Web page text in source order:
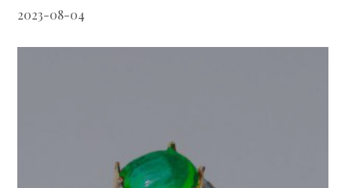
2023-08-04